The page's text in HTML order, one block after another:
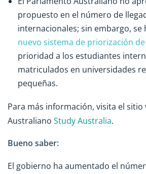
propuesto en el número de
internacionales; sin embargo,
nuevo sistema de priorización de
prioridad a los estudiantes
matriculados en universidades
pequeñas.
Para más información, visita el
Australiano Study Australia.
Bueno saber:
El gobierno ha aumentado el